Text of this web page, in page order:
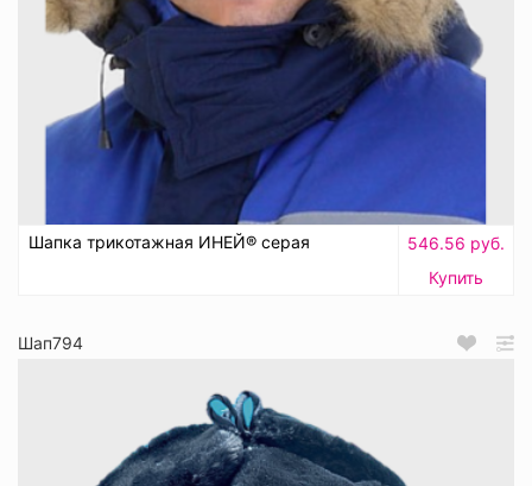
Шапка трикотажная ИНЕЙ® серая
546.56 руб.
Купить
Шап794